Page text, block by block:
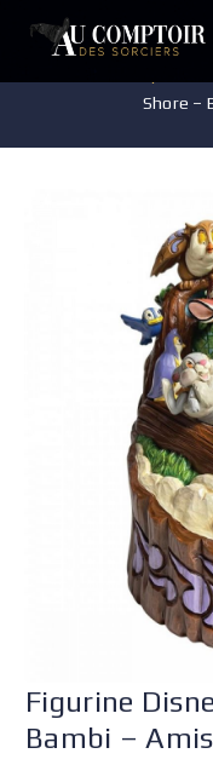
Shore –
Figurine
Bambi –